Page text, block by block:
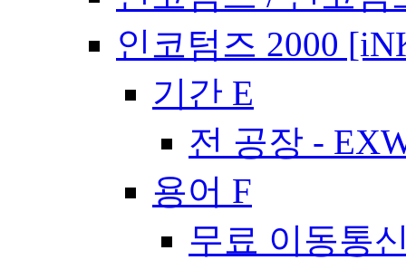
인코텀즈 2000
기간 E
전 공장 -
용어 F
무료 이동통